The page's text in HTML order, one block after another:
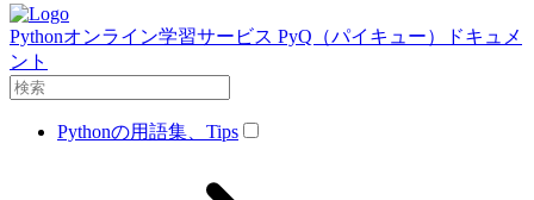
Pythonオンライン学習サービス PyQ（パイキュー）ドキュメ
ント
Pythonの用語集、Tips